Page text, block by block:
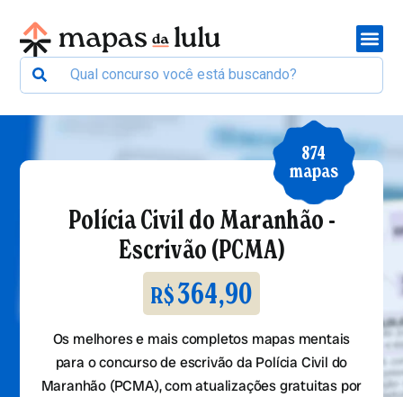
874
mapas
Polícia Civil do Maranhão -
Escrivão (PCMA)
R$364,90
Os melhores e mais completos mapas mentais
para o concurso de escrivão da Polícia Civil do
Maranhão (PCMA), com atualizações gratuitas por